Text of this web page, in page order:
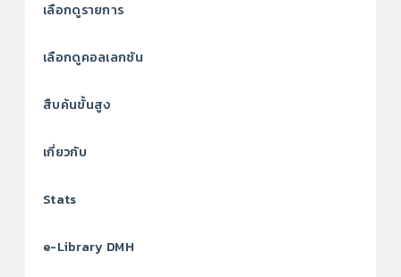
เลือกดูรายการ
เลือกดูคอลเลกชัน
สืบค้นขั้นสูง
เกี่ยวกับ
Stats
e-Library DMH